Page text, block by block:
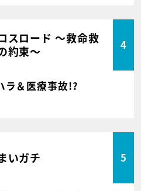
スロード ～救命救
約束～
4
＆医療事故!?
いガチ 5